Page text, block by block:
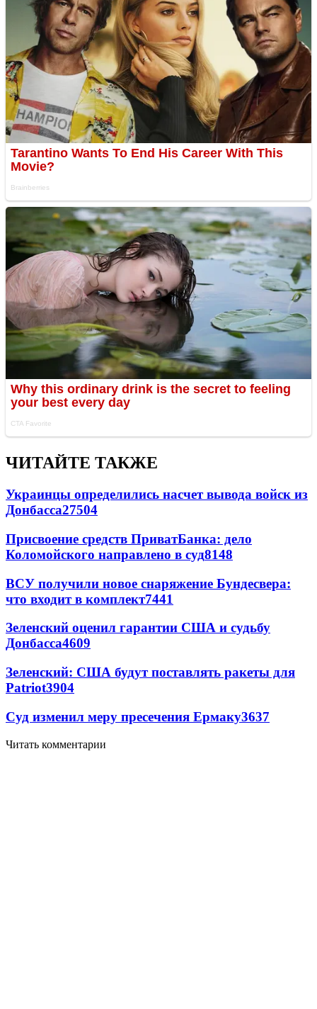
ЧИТАЙТЕ ТАКЖЕ
Украинцы определились насчет вывода войск из
Донбасса27504
Присвоение средств ПриватБанка: дело
Коломойского направлено в суд8148
ВСУ получили новое снаряжение Бундесвера:
что входит в комплект7441
Зеленский оценил гарантии США и судьбу
Донбасса4609
Зеленский: США будут поставлять ракеты для
Patriot3904
Суд изменил меру пресечения Ермаку3637
Читать комментарии